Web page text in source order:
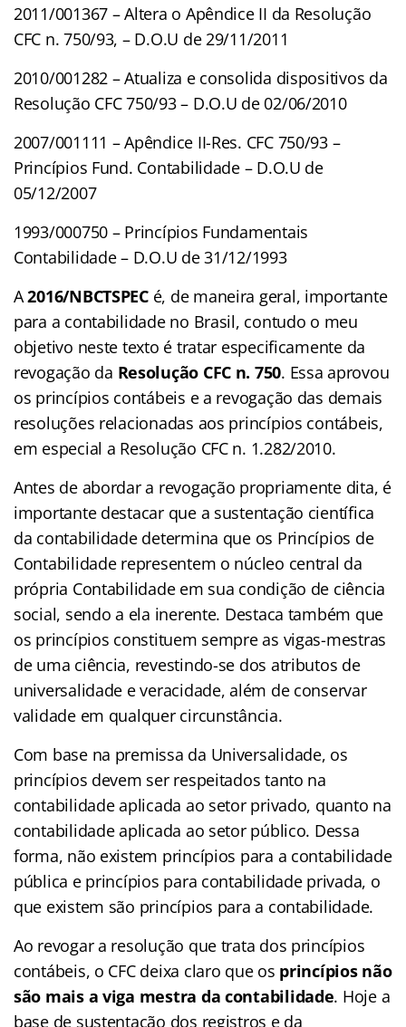
2011/001367 – Altera o Apêndice II da Resolução
CFC n. 750/93, – D.O.U de 29/11/2011
2010/001282 – Atualiza e consolida dispositivos da
Resolução CFC 750/93 – D.O.U de 02/06/2010
2007/001111 – Apêndice II-Res. CFC 750/93 –
Princípios Fund. Contabilidade – D.O.U de
05/12/2007
1993/000750 – Princípios Fundamentais
Contabilidade – D.O.U de 31/12/1993
A2016/NBCTSPEC é, de maneira geral, importante
para a contabilidade no Brasil, contudo o meu
objetivo neste texto é tratar especificamente da
revogação da Resolução CFC n. 750. Essa aprovou
os princípios contábeis e a revogação das demais
resoluções relacionadas aos princípios contábeis,
em especial a Resolução CFC n. 1.282/2010.
Antes de abordar a revogação propriamente dita, é
importante destacar que a sustentação científica
da contabilidade determina que os Princípios de
Contabilidade representem o núcleo central da
própria Contabilidade em sua condição de ciência
social, sendo a ela inerente. Destaca também que
os princípios constituem sempre as vigas-mestras
de uma ciência, revestindo-se dos atributos de
universalidade e veracidade, além de conservar
validade em qualquer circunstância.
Com base na premissa da Universalidade, os
princípios devem ser respeitados tanto na
contabilidade aplicada ao setor privado, quanto na
contabilidade aplicada ao setor público. Dessa
forma, não existem princípios para a contabilidade
pública e princípios para contabilidade privada, o
que existem são princípios para a contabilidade.
Ao revogar a resolução que trata dos princípios
contábeis, o CFC deixa claro que os princípios não
são mais a viga mestra da contabilidade. Hoje a
base de sustentação dos registros e da